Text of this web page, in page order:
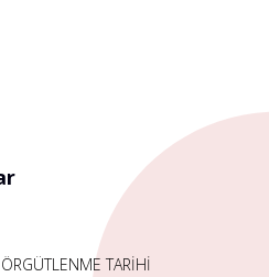
TARİHİ